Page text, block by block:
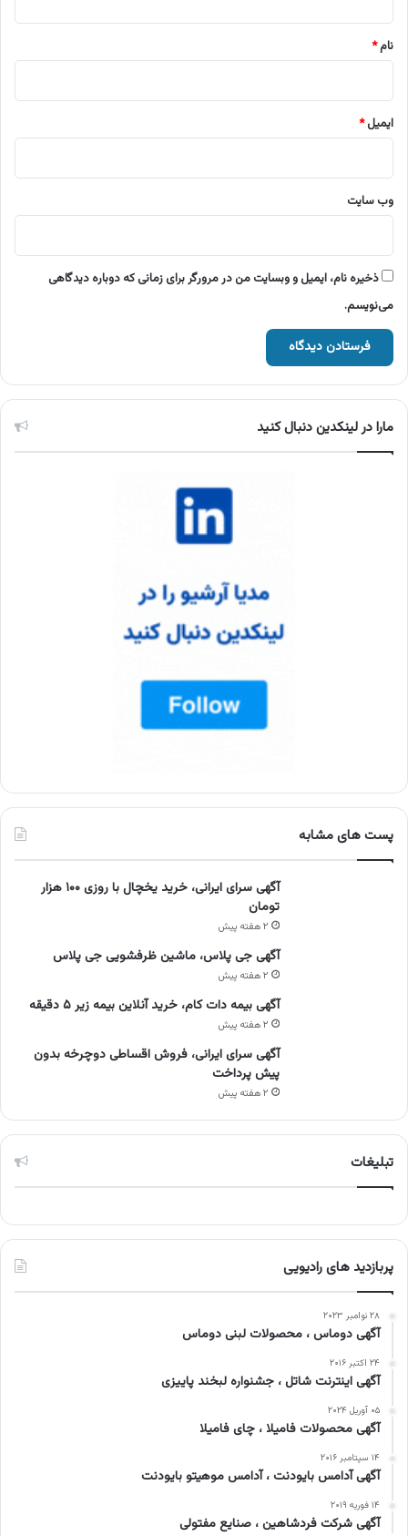
نام*
ایمیل*
وب‌ سایت
ذخیره نام، ایمیل و وبسایت من در مرورگر برای زمانی که دوباره دیدگاهی
می‌نویسم.
مارا در لینکدین دنبال کنید
پست های مشابه
آگهی سرای ایرانی، خرید یخچال با روزی ۱۰۰ هزار
تومان
۲ هفته پیش
آگهی جی پلاس، ماشین ظرفشویی جی پلاس
۲ هفته پیش
آگهی بیمه دات کام، خرید آنلاین بیمه زیر ۵ دقیقه
۲ هفته پیش
آگهی سرای ایرانی، فروش اقساطی دوچرخه بدون
پیش پرداخت
۲ هفته پیش
تبلیغات
پربازدید های رادیویی
۲۸ نوامبر ۲۰۲۳
آگهی دوماس ، محصولات لبنی دوماس
۲۴ اکتبر ۲۰۱۶
آگهی اینترنت شاتل ، جشنواره لبخند پاییزی
۰۵ آوریل ۲۰۲۴
آگهی محصولات فامیلا ، چای فامیلا
۱۴ سپتامبر ۲۰۱۶
آگهی آدامس بایودنت ، آدامس موهیتو بایودنت
۱۴ فوریه ۲۰۱۹
آگهی شرکت فردشاهین ، صنایع مفتولی